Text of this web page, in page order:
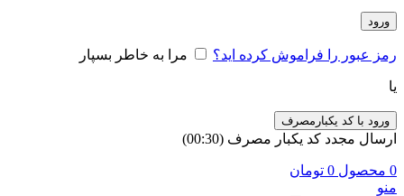
ورود
رمز عبور را فراموش کرده اید؟ مرا به خاطر بسپار
یا
ورود با کد یکبارمصرف
ارسال مجدد کد یکبار مصرف (00:
30
)
0 محصول 0 تومان
منو